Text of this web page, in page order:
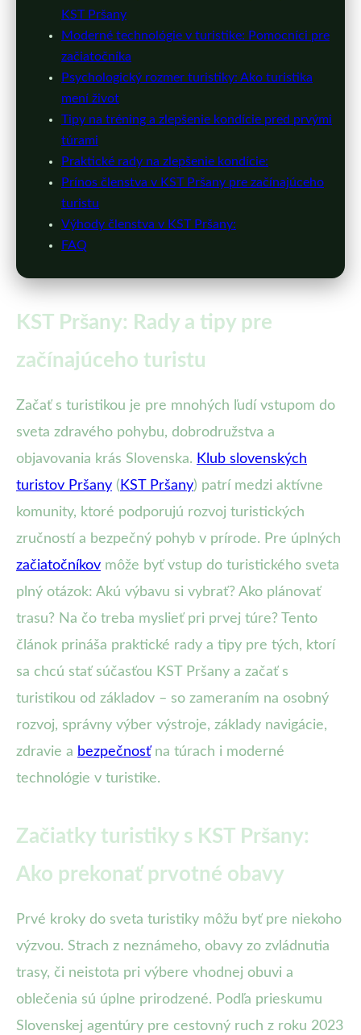
KST Pršany
Moderné technológie v turistike: Pomocníci pre
začiatočníka
Psychologický rozmer turistiky: Ako turistika
mení život
Tipy na tréning a zlepšenie kondície pred prvými
túrami
Praktické rady na zlepšenie kondície:
Prínos členstva v KST Pršany pre začínajúceho
turistu
Výhody členstva v KST Pršany:
FAQ
KST Pršany: Rady a tipy pre
začínajúceho turistu
Začať s turistikou je pre mnohých ľudí vstupom do
sveta zdravého pohybu, dobrodružstva a
objavovania krás Slovenska. Klub slovenských
turistov Pršany ( KST Pršany) patrí medzi aktívne
komunity, ktoré podporujú rozvoj turistických
zručností a bezpečný pohyb v prírode. Pre úplných
začiatočníkov môže byť vstup do turistického sveta
plný otázok: Akú výbavu si vybrať? Ako plánovať
trasu? Na čo treba myslieť pri prvej túre? Tento
článok prináša praktické rady a tipy pre tých, ktorí
sa chcú stať súčasťou KST Pršany a začať s
turistikou od základov – so zameraním na osobný
rozvoj, správny výber výstroje, základy navigácie,
zdravie a bezpečnosťna túrach i moderné
technológie v turistike.
Začiatky turistiky s KST Pršany:
Ako prekonať prvotné obavy
Prvé kroky do sveta turistiky môžu byť pre niekoho
výzvou. Strach z neznámeho, obavy zo zvládnutia
trasy, či neistota pri výbere vhodnej obuvi a
oblečenia sú úplne prirodzené. Podľa prieskumu
Slovenskej agentúry pre cestovný ruch z roku 2023